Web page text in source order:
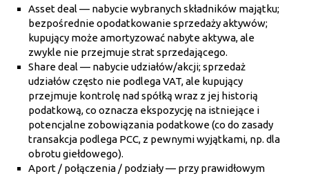
Asset deal — nabycie wybranych składników majątku;
bezpośrednie opodatkowanie sprzedaży aktywów;
kupujący może amortyzować nabyte aktywa, ale
zwykle nie przejmuje strat sprzedającego.
Share deal — nabycie udziałów/akcji; sprzedaż
udziałów często nie podlega VAT, ale kupujący
przejmuje kontrolę nad spółką wraz z jej historią
podatkową, co oznacza ekspozycję na istniejące i
potencjalne zobowiązania podatkowe (co do zasady
transakcja podlega PCC, z pewnymi wyjątkami, np. dla
obrotu giełdowego).
Aport / połączenia / podziały — przy prawidłowym